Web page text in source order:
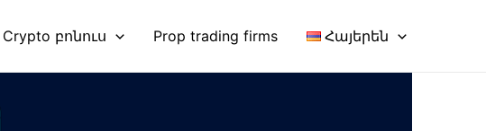
Crypto բոնուս Prop trading firms Հայերեն